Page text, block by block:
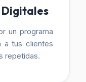
Digitales
un programa
a tus clientes
repetidas.